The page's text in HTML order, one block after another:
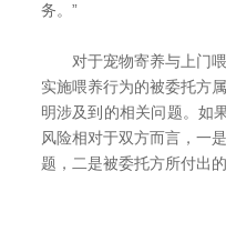
务。”
对于宠物寄养与上门喂
实施喂养行为的被委托方
明涉及到的相关问题。如
风险相对于双方而言，一
题，二是被委托方所付出